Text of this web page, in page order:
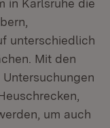
in Karlsruhe die
unterschiedlich
Mit den
um auch